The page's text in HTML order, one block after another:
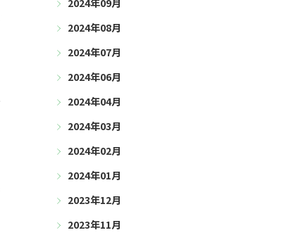
2024年09月
2024年08月
2024年07月
2024年06月
2024年04月
2024年03月
2024年02月
2024年01月
2023年12月
2023年11月